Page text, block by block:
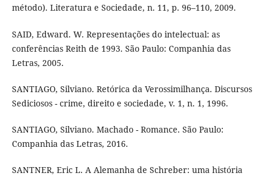
método). Literatura e Sociedade, n. 11, p. 96–110, 2009.
SAID, Edward. W. Representações do intelectual: as
conferências Reith de 1993. São Paulo: Companhia das
Letras, 2005.
SANTIAGO, Silviano. Retórica da Verossimilhança. Discursos
Sediciosos - crime, direito e sociedade, v. 1, n. 1, 1996.
SANTIAGO, Silviano. Machado - Romance. São Paulo:
Companhia das Letras, 2016.
SANTNER, Eric L. A Alemanha de Schreber: uma história